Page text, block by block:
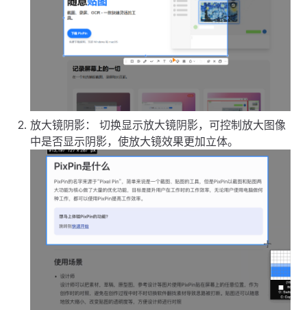
放大镜阴影： 切换显示放大镜阴影，可控制放大图像
中是否显示阴影，使放大镜效果更加立体。